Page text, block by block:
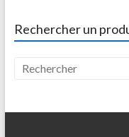
Rechercher un